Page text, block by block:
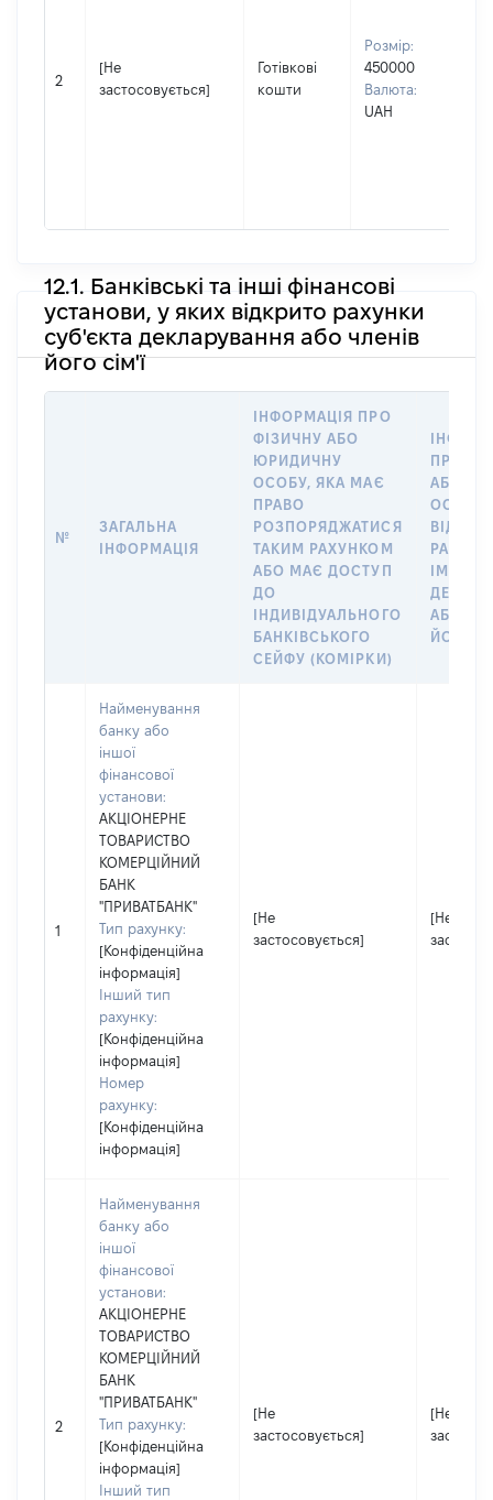
2
[Не
застосовується]
Готівкові
кошти
Розмір:
450000
Валюта:
UAH
12.1. Банківські та інші фінансові
установи, у яких відкрито рахунки
суб'єкта декларування або членів
його сім'ї
№
ЗАГАЛЬНА
ІНФОРМАЦІЯ
ІНФОРМАЦІЯ ПРО
ФІЗИЧНУ АБО
ЮРИДИЧНУ
ОСОБУ, ЯКА МАЄ
ПРАВО
РОЗПОРЯДЖАТИСЯ
ТАКИМ РАХУНКОМ
АБО МАЄ ДОСТУП
ДО
ІНДИВІДУАЛЬНОГО
БАНКІВСЬКОГО
СЕЙФУ (КОМІРКИ)
ПРО
АБО
ОСОБУ,
ІМ’Я
АБО
ЙОГО
1
Найменування
банку або
іншої
фінансової
установи:
АКЦІОНЕРНЕ
ТОВАРИСТВО
КОМЕРЦІЙНИЙ
БАНК
"ПРИВАТБАНК"
Тип рахунку:
[Конфіденційна
інформація]
Інший тип
рахунку:
[Конфіденційна
інформація]
Номер
рахунку:
[Конфіденційна
інформація]
[Не
застосовується]
[Не
2
Найменування
банку або
іншої
фінансової
установи:
АКЦІОНЕРНЕ
ТОВАРИСТВО
КОМЕРЦІЙНИЙ
БАНК
"ПРИВАТБАНК"
Тип рахунку:
[Конфіденційна
інформація]
Інший тип
[Не
застосовується]
[Не